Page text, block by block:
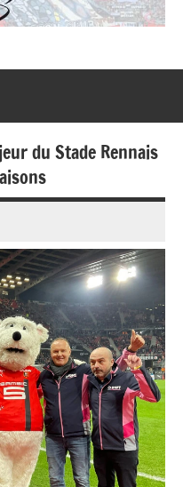
du Stade Rennais